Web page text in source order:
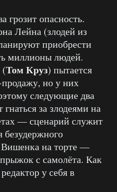
грозит опасность.
Лейна (злодей из
приобрести
миллионы людей.
(Том Круз) пытается
но у них
следующие два
за злодеями на
— сценарий служит
безудержного
Вишенка на торте —
с самолёта. Как
у себя в